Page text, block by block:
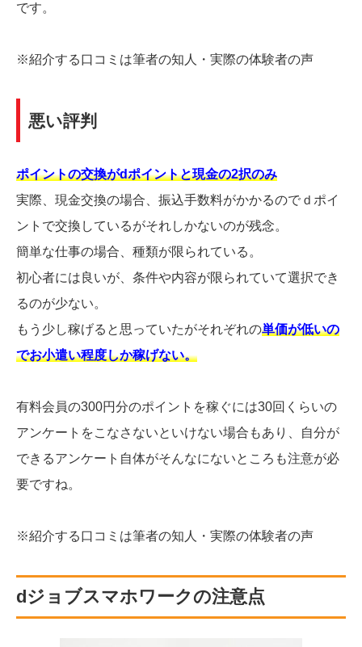
です。
※紹介する口コミは筆者の知人・実際の体験者の声
悪い評判
ポイントの交換がdポイントと現金の2択のみ
実際、現金交換の場合、振込手数料がかかるのでｄポイ
ントで交換しているがそれしかないのが残念。
簡単な仕事の場合、種類が限られている。
初心者には良いが、条件や内容が限られていて選択でき
るのが少ない。
もう少し稼げると思っていたがそれぞれの単価が低いの
でお小遣い程度しか稼げない。
有料会員の300円分のポイントを稼ぐには30回くらいの
アンケートをこなさないといけない場合もあり、自分が
できるアンケート自体がそんなにないところも注意が必
要ですね。
※紹介する口コミは筆者の知人・実際の体験者の声
dジョブスマホワークの注意点